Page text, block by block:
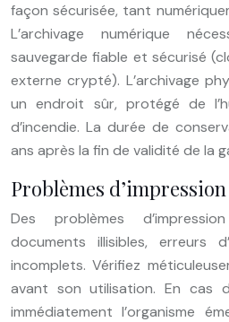
façon sécurisée, tant
L’archivage numérique
sauvegarde fiable et sécurisé
externe crypté). L’archivage
un endroit sûr, protégé de
d’incendie. La durée de
ans après la fin de validité de la
Problèmes
Des problèmes
documents illisibles, erreurs
incomplets. Vérifiez
avant son utilisation. En cas
immédiatement l’organisme